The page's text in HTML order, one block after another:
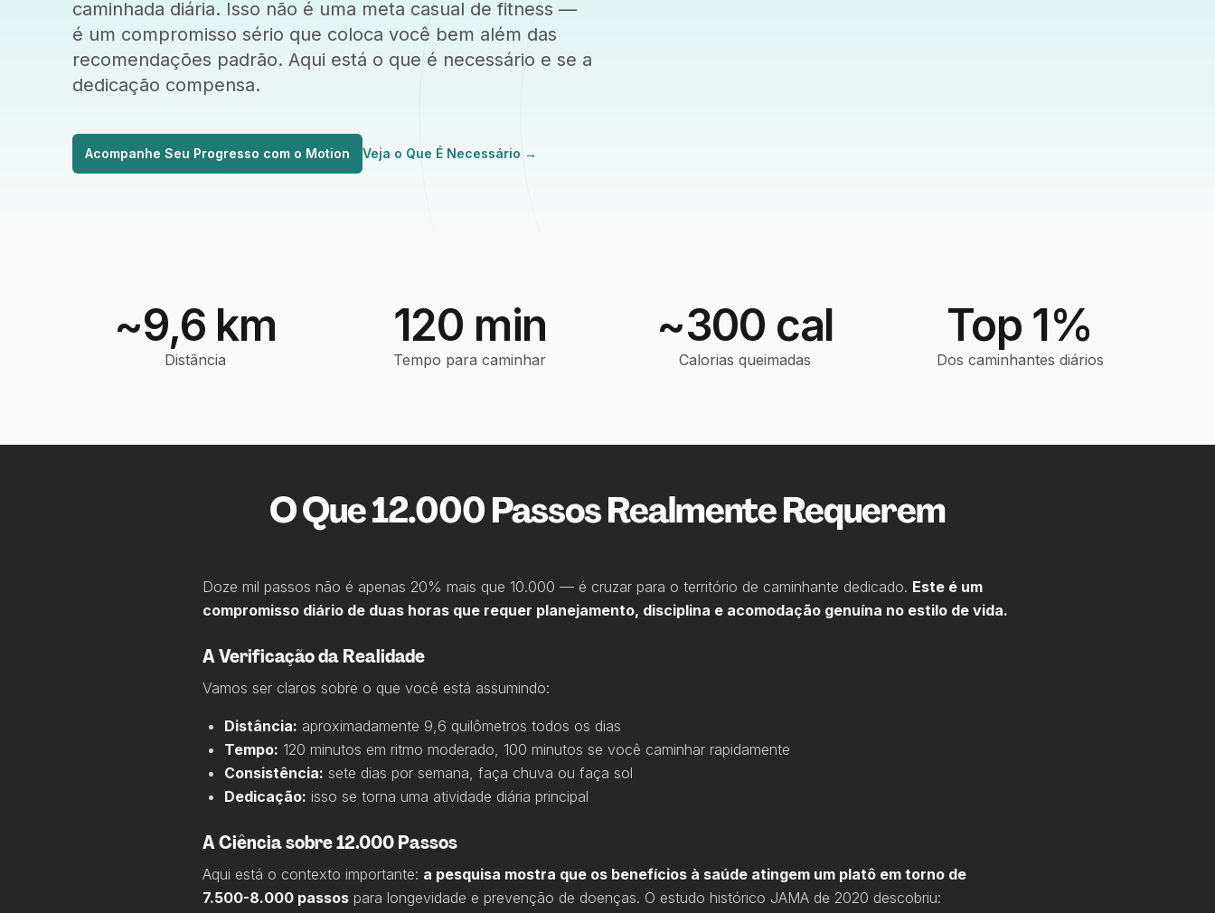
caminhada diária. Isso não é uma meta casual de fitness —
é um compromisso sério que coloca você bem além das
recomendações padrão. Aqui está o que é necessário e se a
dedicação compensa.
Acompanhe Seu Progresso com o Motion Veja o Que É Necessário →
Distância
~9,6 km
Tempo para caminhar
120 min
Calorias queimadas
~300 cal
Dos caminhantes diários
Top 1%
O Que 12.000 Passos Realmente Requerem
Doze mil passos não é apenas 20% mais que 10.000 — é cruzar para o território de caminhante dedicado. Este é um
compromisso diário de duas horas que requer planejamento, disciplina e acomodação genuína no estilo de vida.
A Verificação da Realidade
Vamos ser claros sobre o que você está assumindo:
Distância: aproximadamente 9,6 quilômetros todos os dias
Tempo: 120 minutos em ritmo moderado, 100 minutos se você caminhar rapidamente
Consistência: sete dias por semana, faça chuva ou faça sol
Dedicação: isso se torna uma atividade diária principal
A Ciência sobre 12.000 Passos
Aqui está o contexto importante: a pesquisa mostra que os benefícios à saúde atingem um platô em torno de
7.500-8.000 passos para longevidade e prevenção de doenças. O estudo histórico JAMA de 2020 descobriu: